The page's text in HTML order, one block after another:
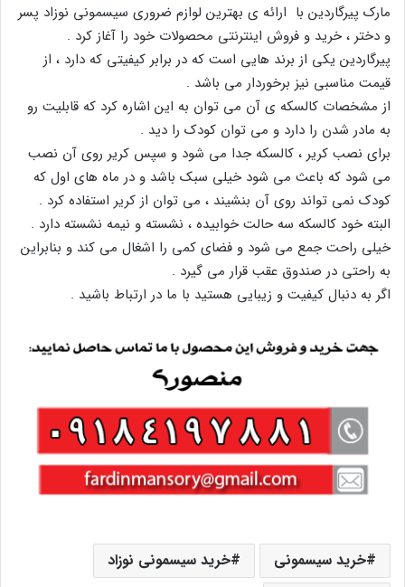
مارک پیرگاردین با ارائه ی بهترین لوازم ضروری سیسمونی نوزاد پسر
و دختر ، خرید و فروش اینترنتی محصولات خود را آغاز کرد .
پیرگاردین یکی از برند هایی است که در برابر کیفیتی که دارد ، از
قیمت مناسبی نیز برخوردار می باشد .
از مشخصات کالسکه ی آن می توان به این اشاره کرد که قابلیت رو
به مادر شدن را دارد و می توان کودک را دید .
برای نصب کریر ، کالسکه جدا می شود و سپس کریر روی آن نصب
می شود که باعث می شود خیلی سبک باشد و در ماه های اول که
کودک نمی تواند روی آن بنشیند ، می توان از کریر استفاده کرد .
البته خود کالسکه سه حالت خوابیده ، نشسته و نیمه نشسته دارد .
خیلی راحت جمع می شود و فضای کمی را اشغال می کند و بنابراین
به راحتی در صندوق عقب قرار می گیرد .
اگر به دنبال کیفیت و زیبایی هستید با ما در ارتباط باشید .
خرید سیسمونی
خرید سیسمونی نوزاد